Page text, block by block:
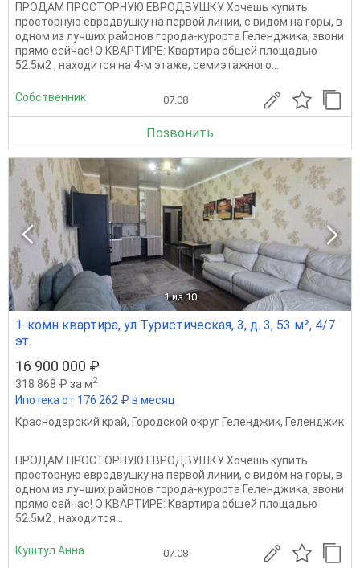
ПРОДАМ ПРОСТОРНУЮ ЕВРОДВУШКУ. Хочешь купить
просторную евродвушку на первой линии, с видом на горы, в
одном из лучших районов города-курорта Геленджика, звони
прямо сейчас! О КВАРТИРЕ: Квартира общей площадью
52.5м2 , находится на 4-м этаже, семиэтажного...
Собственник 07.08
Позвонить
1 из 10
1-комн квартира, ул Туристическая, 3, д. 3, 53 м², 4/7
эт.
16 900 000 ₽
318 868 ₽ за м2
Ипотека от 176 262 ₽ в месяц
Краснодарский край, Городской округ Геленджик, Геленджик
ПРОДАМ ПРОСТОРНУЮ ЕВРОДВУШКУ. Хочешь купить
просторную евродвушку на первой линии, с видом на горы, в
одном из лучших районов города-курорта Геленджика, звони
прямо сейчас! О КВАРТИРЕ: Квартира общей площадью
52.5м2 , находится...
Куштул Анна 07.08